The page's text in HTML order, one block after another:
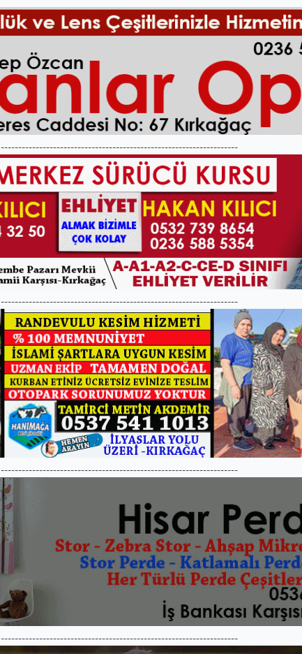
--------------------------------------------------------------------
--------------------------------------------------------------------
--------------------------------------------------------------------
--------------------------------------------------------------------